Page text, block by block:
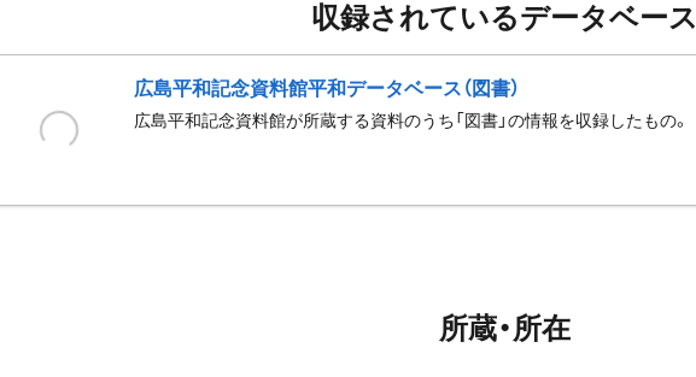
収録されているデータベース
広島平和記念資料館平和データベース（図書）
広島平和記念資料館が所蔵する資料のうち「図書」の情報を収録したもの。
所蔵・所在